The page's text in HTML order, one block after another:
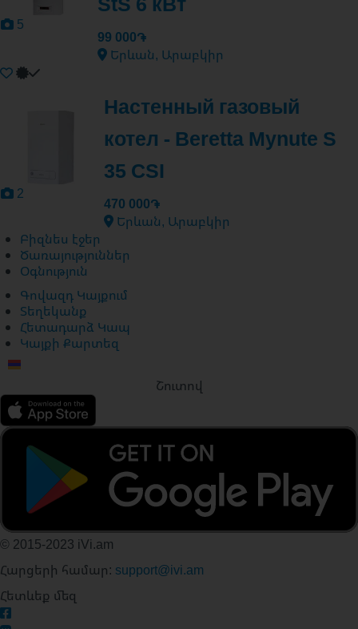
5
99 000֏
Երևան, Արաբկիր
2
Настенный газовый
котел - Beretta Mynute S
35 CSI
470 000֏
Երևան, Արաբկիր
Բիզնես էջեր
Ծառայություններ
Օգնություն
Գովազդ Կայքում
Տեղեկանք
Հետադարձ Կապ
Կայքի Քարտեզ
Շուտով
© 2015-2023 iVi.am
Հարցերի համար: support@ivi.am
Հետևեք մեզ